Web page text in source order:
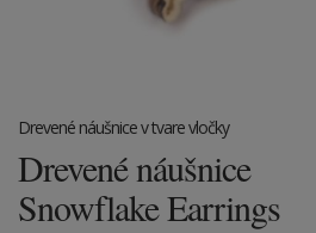
Drevené náušnice v tvare vločky
Drevené náušnice
Snowflake Earrings